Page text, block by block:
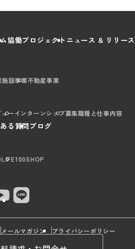
協働プロジェクト ニュース & リリース
施設事業不動産事業
ーインターンシップ募集職種と仕事内容
る質問 ブログ
100SHOP
メールマガジン
プライバシーポリシー